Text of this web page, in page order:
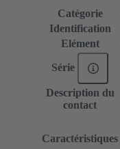
Catégorie
Identification
Elément
Série
Description du
contact
Caractéristiques